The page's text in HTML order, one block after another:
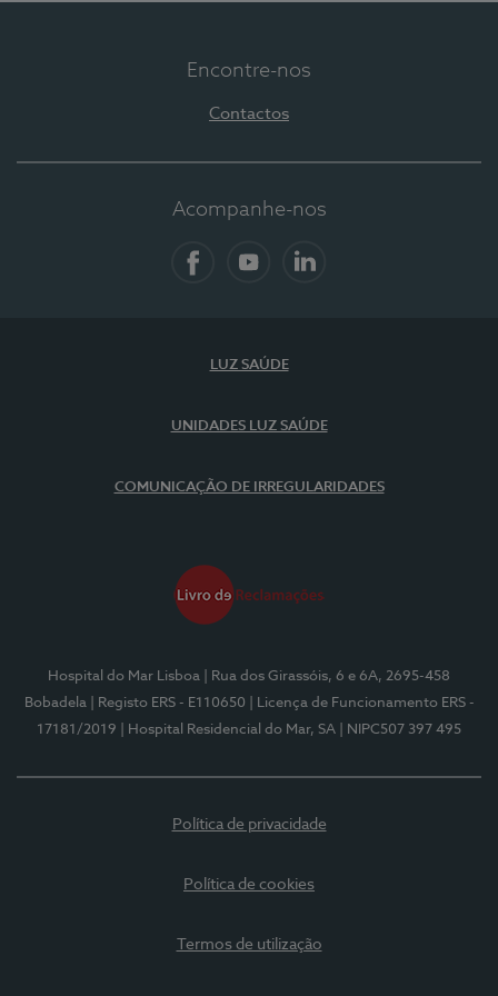
Encontre-nos
Contactos
Acompanhe-nos
LUZ SAÚDE
UNIDADES LUZ SAÚDE
COMUNICAÇÃO DE IRREGULARIDADES
Hospital do Mar Lisboa
| Rua dos Girassóis, 6 e 6A, 2695-458
Bobadela
| Registo ERS - E110650
| Licença de Funcionamento ERS -
17181/2019
| Hospital Residencial do Mar, SA | NIPC507 397 495
Política de privacidade
Política de cookies
Termos de utilização